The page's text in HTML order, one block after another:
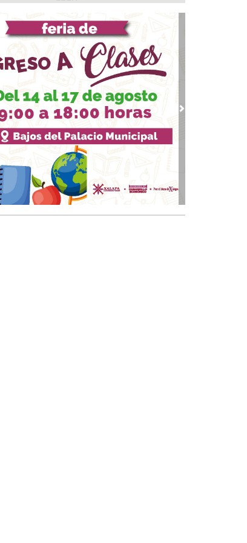
Río
/ 16:53
una cartulina con mensajes
en Papantla!!!
/ 16:45
de Veracruz se suma a la Jornada
de Reforestación 2026
/ 16:34
espuma?
/ 16:33
prueba de la seguridad
/ 15:34
Ayuntamiento de Veracruz a canino
de riesgo en zona norte de la ciudad
Next